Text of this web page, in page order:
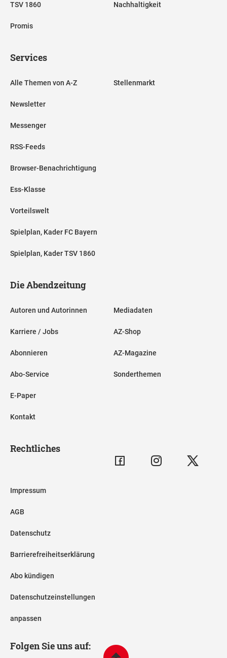
TSV 1860
Promis
Nachhaltigkeit
Services
Alle Themen von A-Z
Newsletter
Messenger
RSS-Feeds
Browser-Benachrichtigung
Ess-Klasse
Vorteilswelt
Spielplan, Kader FC Bayern
Spielplan, Kader TSV 1860
Stellenmarkt
Die Abendzeitung
Autoren und Autorinnen
Karriere / Jobs
Abonnieren
Abo-Service
E-Paper
Kontakt
Mediadaten
AZ-Shop
AZ-Magazine
Sonderthemen
Rechtliches
Impressum
AGB
Datenschutz
Barrierefreiheitserklärung
Abo kündigen
Datenschutzeinstellungen
anpassen
Folgen Sie uns auf: